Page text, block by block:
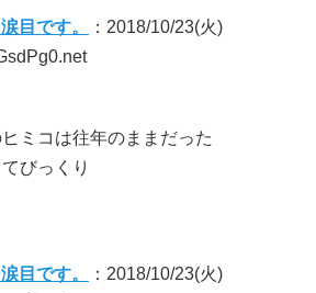
目です。
：2018/10/23(火)
ミコは往年のままだった
びっくり
目です。
：2018/10/23(火)